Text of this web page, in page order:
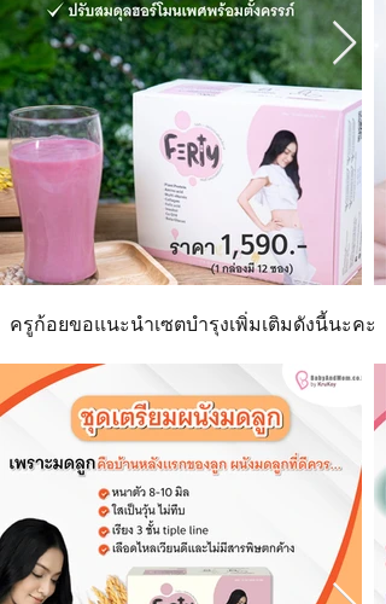
ครูก้อยขอแนะนำเซตบำรุงเพิ่มเติมดังนี้นะคะ